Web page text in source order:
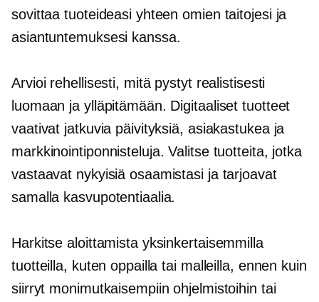
sovittaa tuoteideasi yhteen omien taitojesi ja
asiantuntemuksesi kanssa.
Arvioi rehellisesti, mitä pystyt realistisesti
luomaan ja ylläpitämään. Digitaaliset tuotteet
vaativat jatkuvia päivityksiä, asiakastukea ja
markkinointiponnisteluja. Valitse tuotteita, jotka
vastaavat nykyisiä osaamistasi ja tarjoavat
samalla kasvupotentiaalia.
Harkitse aloittamista yksinkertaisemmilla
tuotteilla, kuten oppailla tai malleilla, ennen kuin
siirryt monimutkaisempiin ohjelmistoihin tai